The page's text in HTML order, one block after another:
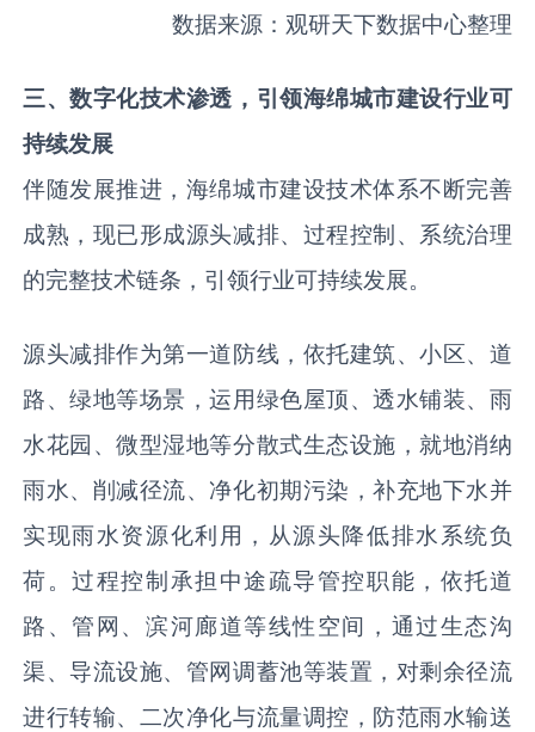
数据来源：观研天下数据中心整理
三、数字化技术渗透 ，引领海绵城市建设行业可
持续发展
伴随发展推进，海绵城市建设技术体系不断完善
成熟，现已形成源头减排、过程控制、系统治理
的完整技术链条，引领行业可持续发展。
源头减排作为第一道防线，依托建筑、小区、道
路、绿地等场景，运用绿色屋顶、透水铺装、雨
水花园、微型湿地等分散式生态设施，就地消纳
雨水、削减径流、净化初期污染，补充地下水并
实现雨水资源化利用，从源头降低排水系统负
荷。过程控制承担中途疏导管控职能，依托道
路、管网、滨河廊道等线性空间，通过生态沟
渠、导流设施、管网调蓄池等装置，对剩余径流
进行转输、二次净化与流量调控，防范雨水输送